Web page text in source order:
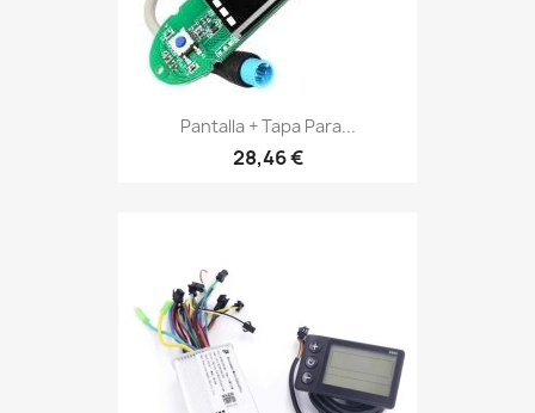
Pantalla + Tapa Para...
28,46 €